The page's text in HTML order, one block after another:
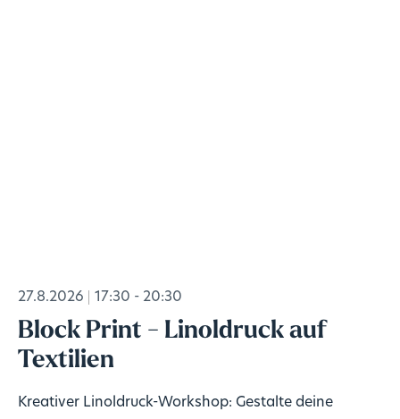
27.8.2026 17:30 - 20:30
Block Print - Linoldruck auf
Textilien
Kreativer Linoldruck-Workshop: Gestalte deine